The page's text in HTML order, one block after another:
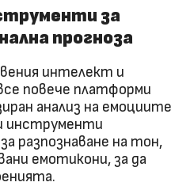
за
прогноза
интелект и
повече платформи
анализ на емоциите
инструменти
разпознаване на тон,
емотикони, за да